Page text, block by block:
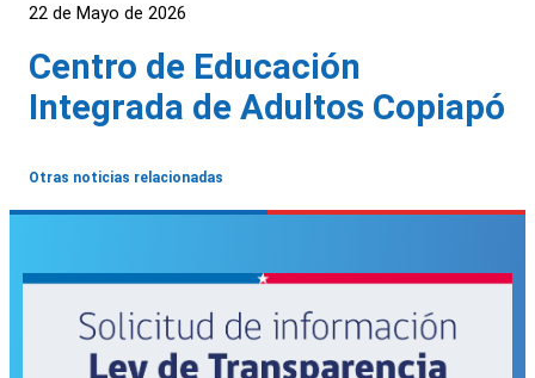
22 de Mayo de 2026
Centro de Educación
Integrada de Adultos Copiapó
Otras noticias relacionadas